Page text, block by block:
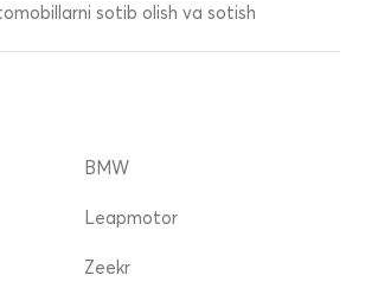
sotib olish va sotish
BMW
Leapmotor
Zeekr